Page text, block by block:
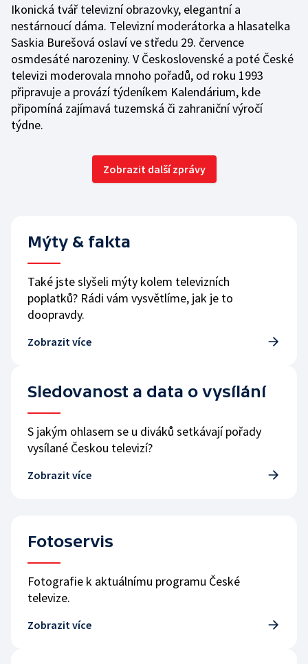
Ikonická tvář televizní obrazovky, elegantní a
nestárnoucí dáma. Televizní moderátorka a hlasatelka
Saskia Burešová oslaví ve středu 29. července
osmdesáté narozeniny. V Československé a poté České
televizi moderovala mnoho pořadů, od roku 1993
připravuje a provází týdeníkem Kalendárium, kde
připomíná zajímavá tuzemská či zahraniční výročí
týdne.
Zobrazit další zprávy
Mýty & fakta
Také jste slyšeli mýty kolem televizních
poplatků? Rádi vám vysvětlíme, jak je to
doopravdy.
Zobrazit více
Sledovanost a data o vysílání
S jakým ohlasem se u diváků setkávají pořady
vysílané Českou televizí?
Zobrazit více
Fotoservis
Fotografie k aktuálnímu programu České
televize.
Zobrazit více